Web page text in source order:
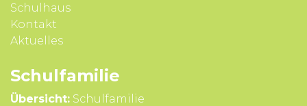
Schulhaus
Kontakt
Aktuelles
Schul­familie
Übersicht: Schulfamilie